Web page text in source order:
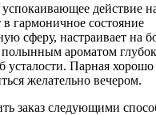
успокаивающее действие
гармоничное состояние
сферу, настраивает на
ароматом
усталости. Парная хорошо
желательно вечером.
заказ следующими